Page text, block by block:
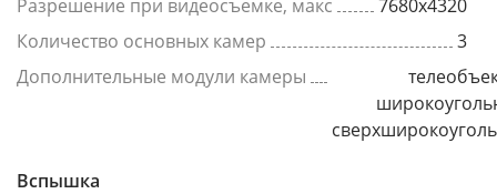
Разрешение при видеосъемке, макс
7680x4320
Количество основных камер
3
Дополнительные модули камеры
Вспышка